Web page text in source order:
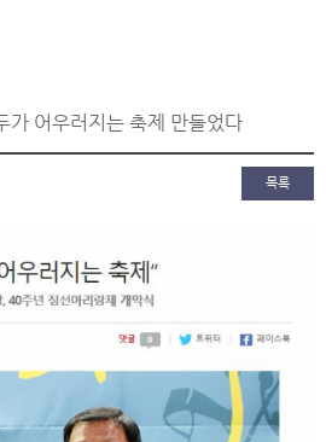
가 어우러지는 축제 만들었다
목록